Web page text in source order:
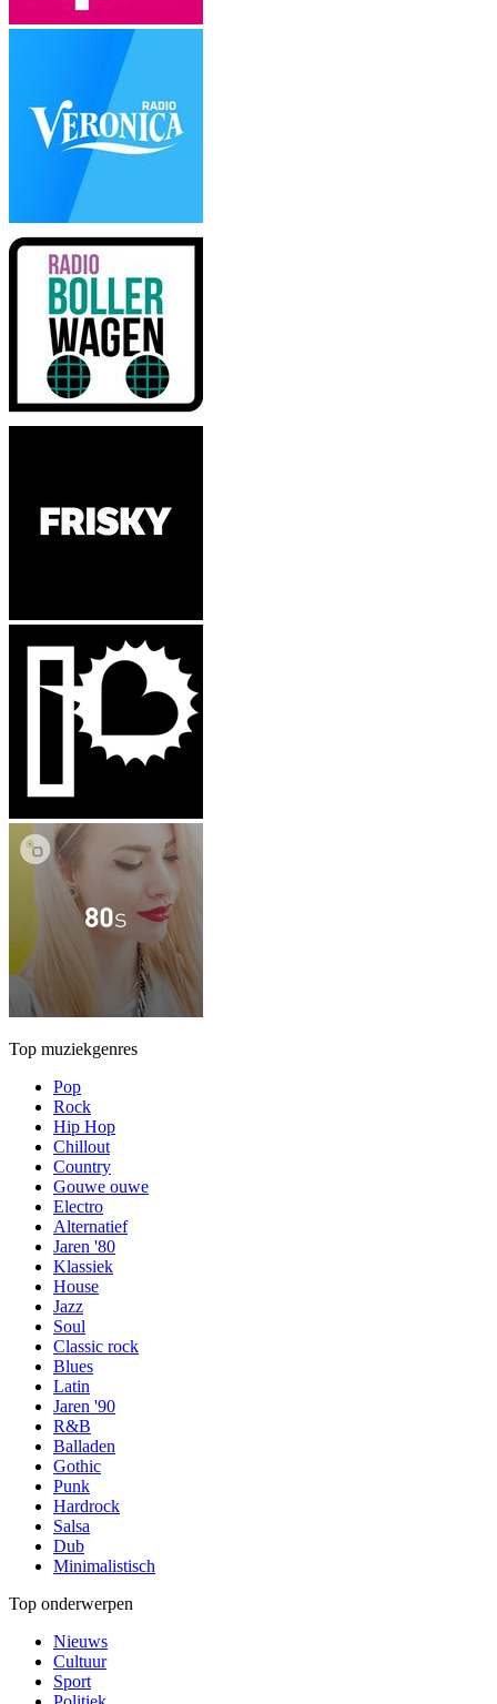
Top muziekgenres
Pop
Rock
Hip Hop
Chillout
Country
Gouwe ouwe
Electro
Alternatief
Jaren '80
Klassiek
House
Jazz
Soul
Classic rock
Blues
Latin
Jaren '90
R&B
Balladen
Gothic
Punk
Hardrock
Salsa
Dub
Minimalistisch
Top onderwerpen
Nieuws
Cultuur
Sport